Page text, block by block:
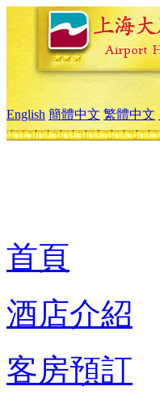
English 簡體中文 繁體中文
首頁
酒店介紹
客房預訂